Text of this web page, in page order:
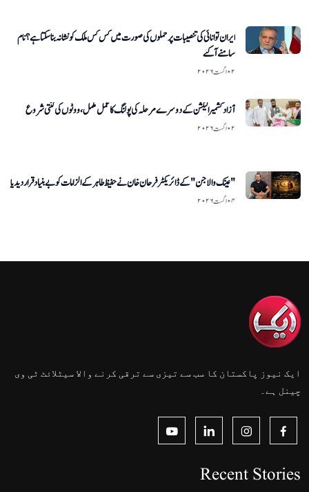
ایران توانائی کی تنصیبات پر حملوں کی صورت میں کس کس ملک کو نشانہ بناسکتا ہے؟ نام
سامنے آگئے
۰۲ اگست ۲۰۲۶
آزاد کشمیر الیکشن کے دوسرے مرحلہ کی پولنگ کا عمل مکمل، ووٹوں کی گنتی شروع
۰۲ اگست ۲۰۲۶
"عینک والا جن" کے ڈائریکٹر فرحان خان نے حفیظ طاہر کے الزامات کو بے بنیاد قرار دیدیا
۰۴ اگست ۲۰۲۶
ایک نیوز پاکستان کا سب سے تیزی سے ترقی کرنے والا سیٹلائٹ ٹی وی
چینل ہے۔
Recent Stories